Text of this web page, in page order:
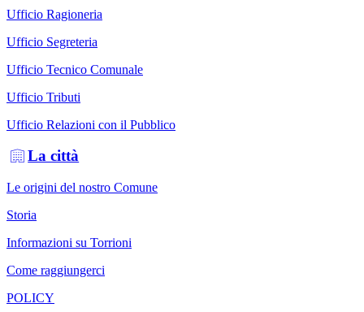
Ufficio Ragioneria
Ufficio Segreteria
Ufficio Tecnico Comunale
Ufficio Tributi
Ufficio Relazioni con il Pubblico
La città
Le origini del nostro Comune
Storia
Informazioni su Torrioni
Come raggiungerci
POLICY